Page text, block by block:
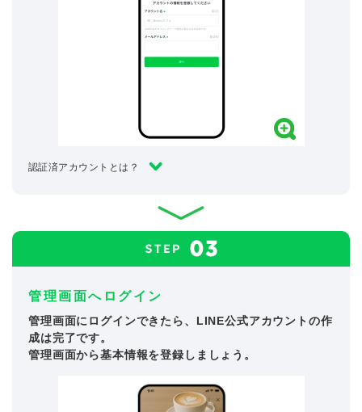
認証済アカウントとは？
管理画面へログイン
管理画面にログインできたら、LINE公式アカウントの作
成は完了です。
管理画面から基本情報を登録しましょう。